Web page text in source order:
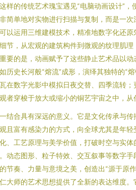
样的传统艺术瑰宝遇见“电脑动画设计”
简单地对实物进行扫描与复制，而是一
以运用三维建模技术，精准地数字化还
节，从宏观的建筑构件到微观的纹理肌
要的是，动画赋予了这些静止艺术品以
历史长河般“熔流”成形，演绎其独特的“
在数字光影中模拟日夜交替、四季流转
者穿梭于放大或缩小的铜艺宇宙之中，从
结合具有深远的意义。它是文化传承与
且富有感染力的方式，向全球尤其是年
、工艺原理与美学价值，打破时空与实
动态图形、粒子特效、交互叙事等数字
节奏、力量与意境之美，创造出“源于原
大师的艺术思想提供了全新的表达维度